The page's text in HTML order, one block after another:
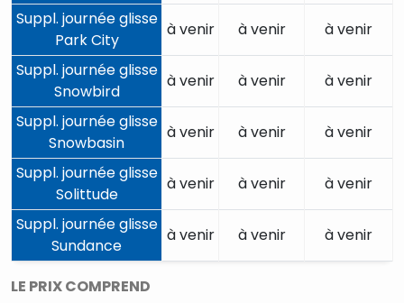
Suppl. journée glisse
Park City
à venir à venir
à venir
Suppl. journée glisse
Snowbird
à venir à venir
à venir
Suppl. journée glisse
Snowbasin
à venir à venir
à venir
Suppl. journée glisse
Solittude
à venir à venir
à venir
Suppl. journée glisse
Sundance
à venir à venir à venir
LE PRIX COMPREND